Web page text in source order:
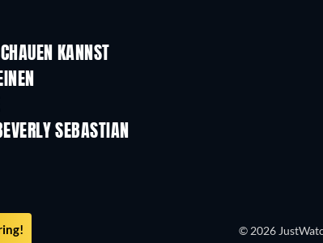
KANNST
SEBASTIAN
© 2026